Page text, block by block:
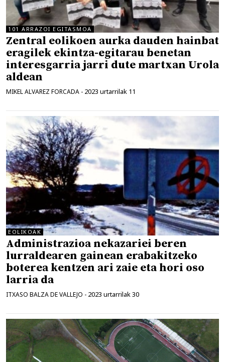
101 ARRAZOI EGITASMOA
Zentral eolikoen aurka dauden hainbat
eragilek ekintza-egitarau benetan
interesgarria jarri dute martxan Urola
aldean
MIKEL ALVAREZ FORCADA - 2023 urtarrilak 11
EOLIKOAK
Administrazioa nekazariei beren
lurraldearen gainean erabakitzeko
boterea kentzen ari zaie eta hori oso
larria da
ITXASO BALZA DE VALLEJO - 2023 urtarrilak 30